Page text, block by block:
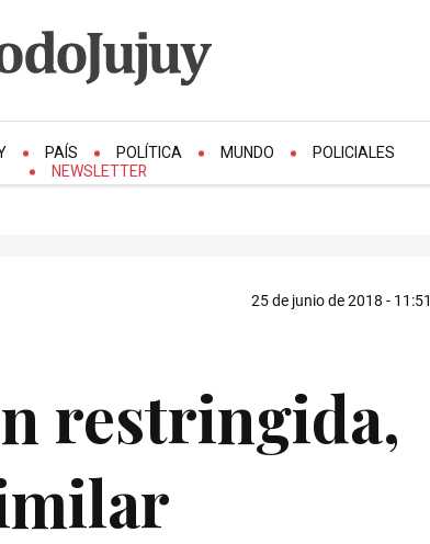
PAÍS POLÍTICA MUNDO
POLICIALES
NEWSLETTER
25 de junio de 2018 - 11:51
restringida,